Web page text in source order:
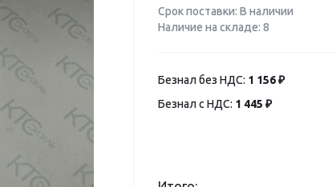
Срок поставки: В наличии
Наличие на складе: 8
Безнал без НДС: 1 156 ₽
Безнал с НДС: 1 445 ₽